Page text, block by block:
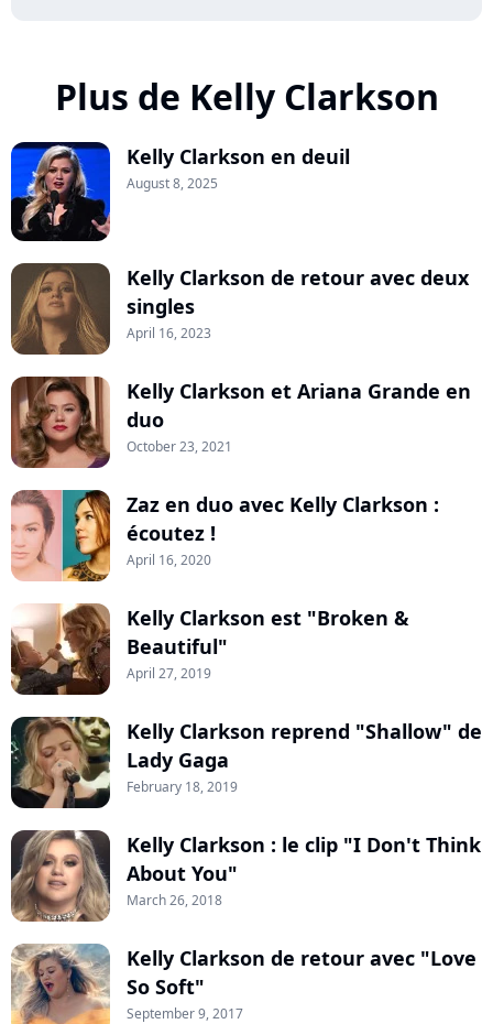
Plus de Kelly Clarkson
Kelly Clarkson en deuil
August 8, 2025
Kelly Clarkson de retour avec deux
singles
April 16, 2023
Kelly Clarkson et Ariana Grande en
duo
October 23, 2021
Zaz en duo avec Kelly Clarkson :
écoutez !
April 16, 2020
Kelly Clarkson est "Broken &
Beautiful"
April 27, 2019
Kelly Clarkson reprend "Shallow" de
Lady Gaga
February 18, 2019
Kelly Clarkson : le clip "I Don't Think
About You"
March 26, 2018
Kelly Clarkson de retour avec "Love
So Soft"
September 9, 2017